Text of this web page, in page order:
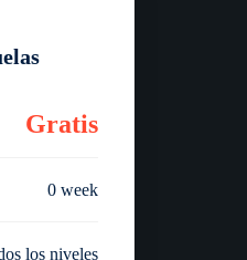
Gratis
0 week
los niveles